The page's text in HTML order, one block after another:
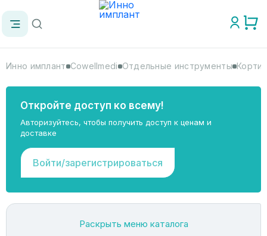
Инно имплант Cowellmedi Отдельные инструменты
Откройте доступ ко всему!
Авторизуйтесь, чтобы получить доступ к ценам и
доставке
Войти/зарегистрироваться
Раскрыть меню каталога